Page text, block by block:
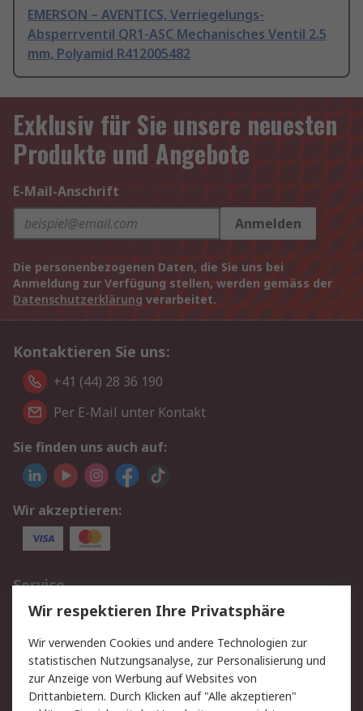
EMERSON – AVENTICS, Verriegelungs-
Absperrventil QR1-ASC Mechanisches Ventil 2.5
mm, Polyamid R412005482
Exklusiv für Sie unsere neuesten
Produkte und Angebote
E-Mail-Anschrift
Anmelden
Die personenbezogenen Daten, die Sie uns bei
Anmeldung zur Verfügung stellen, werden gemäss der
Datenschutzerklärung verarbeitet.
Kontaktieren Sie uns:
+41 (44) 28 36 190
Per E-Mail unter Kontakt
Sie finden uns auch auf:
Wir akzeptieren:
Service
Value Added Services
Lieferlösungen
Rücksendungen
Kontakt
Hilfe
Rechtliches
Wir respektieren Ihre Privatsphäre
Wir verwenden Cookies und andere Technologien zur
statistischen Nutzungsanalyse, zur Personalisierung und
zur Anzeige von Werbung auf Websites von
Drittanbietern. Durch Klicken auf "Alle akzeptieren"